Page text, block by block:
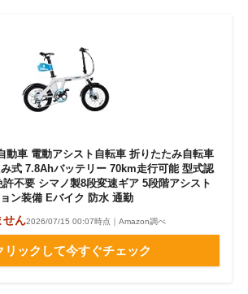
動車 電動アシスト自転車 折りたたみ自転車
式 7.8Ahバッテリー 70km走行可能 型式認
不要 シマノ製8段変速ギア 5段階アシスト
ン装備 Eバイク 防水 通勤
せん2026/07/15 00:07時点｜Amazon調べ
リックして今すぐチェック